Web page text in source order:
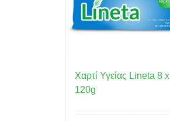
Χαρτί Υγείας Lineta 8 x
120g